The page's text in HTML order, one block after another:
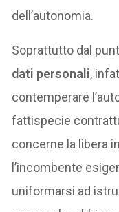
dell’autonomia.
Soprattutto dal
dati personali,
contemperare
fattispecie
concerne la libera
l’incombente
uniformarsi ad